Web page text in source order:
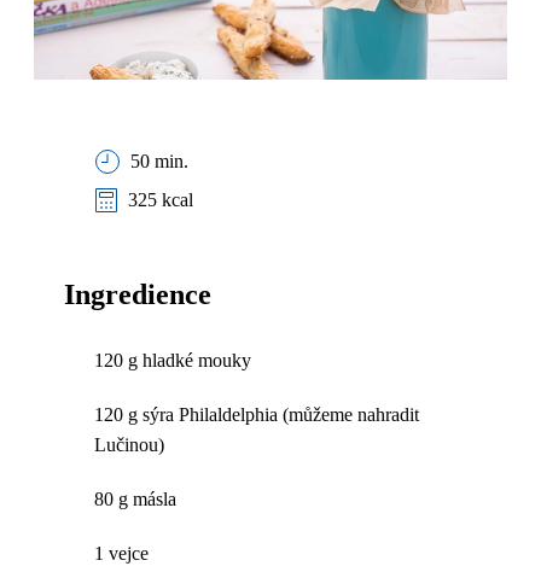
50 min.
325 kcal
Ingredience
120 g hladké mouky
120 g sýra Philaldelphia (můžeme nahradit
Lučinou)
80 g másla
1 vejce